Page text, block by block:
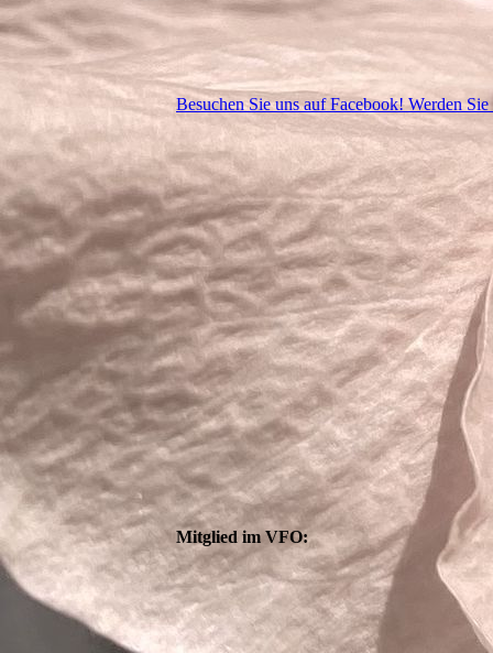
Besuchen Sie uns auf Facebook! Werden
Mitglied im VFO: